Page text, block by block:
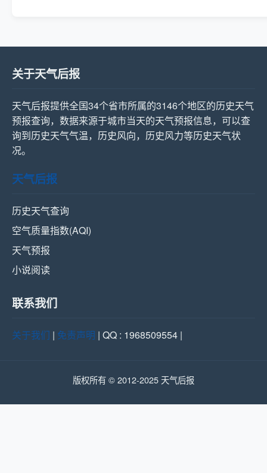
关于天气后报
天气后报提供全国34个省市所属的3146个地区的历史天气
预报查询，数据来源于城市当天的天气预报信息，可以查
询到历史天气气温，历史风向，历史风力等历史天气状
况。
天气后报
历史天气查询
空气质量指数(AQI)
天气预报
小说阅读
联系我们
关于我们 | 免责声明 | QQ : 1968509554 |
版权所有 © 2012-2025 天气后报